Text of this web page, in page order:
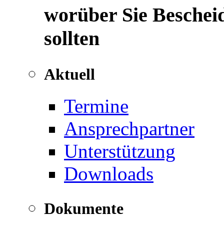
worüber Sie
sollten
Aktuell
Termine
Ansprechpartner
Unterstützung
Downloads
Dokumente